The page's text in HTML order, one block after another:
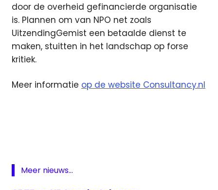
door de overheid gefinancierde organisatie
is. Plannen om van NPO net zoals
UitzendingGemist een betaalde dienst te
maken, stuitten in het landschap op forse
kritiek.
Meer informatie op de website Consultancy.nl
Meer nieuws...